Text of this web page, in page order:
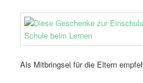
Als Mitbringsel für die Eltern